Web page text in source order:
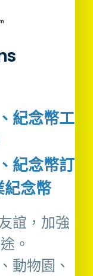
紀念幣工
紀念幣訂
紀念幣
誼，加強
。
動物園、